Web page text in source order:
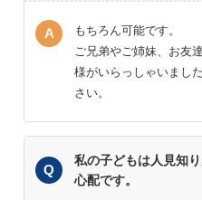
もちろん可能です。
ご兄弟やご姉妹、お友
様がいらっしゃいまし
さい。
私の子どもは人見知
心配です。